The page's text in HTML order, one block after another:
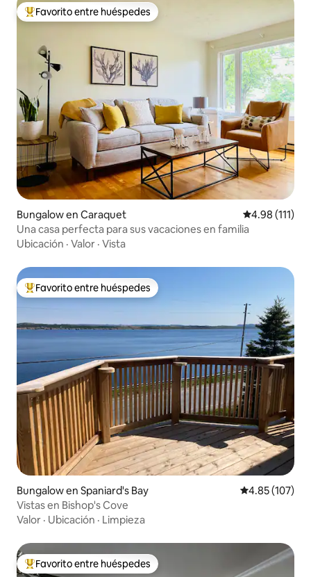
De los mejores en Favorito entre huéspedes
Favorito entre huéspedes
Bungalow en Caraquet Calificación
4.98 (111)
Una casa perfecta para sus vacaciones en familia
Ubicación · Valor · Vista
De los mejores en Favorito entre huéspedes
Favorito entre huéspedes
Bungalow en Spaniard's Bay Calificación
4.85 (107)
Vistas en Bishop's Cove
Valor · Ubicación · Limpieza
De los mejores en Favorito entre huéspedes
Favorito entre huéspedes